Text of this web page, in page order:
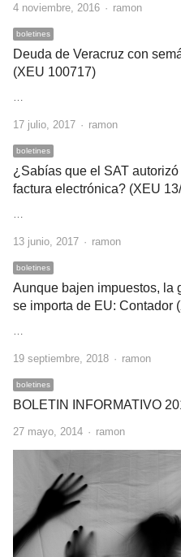
4 noviembre, 2016 Author
ramon
boletines
Deuda de Veracruz con
(XEU 100717)
…
17 julio, 2017 Author
ramon
boletines
¿Sabías que el SAT
factura electrónica? (XEU
…
13 junio, 2017 Author
ramon
boletines
Aunque bajen impuestos, la
se importa de EU: Contador
…
19 septiembre, 2018 Author
ramon
boletines
BOLETIN INFORMATIVO
27 mayo, 2014 Author
ramon